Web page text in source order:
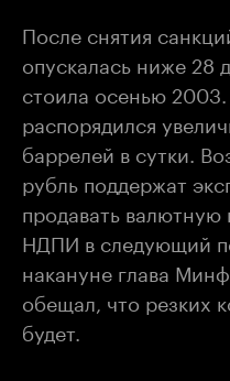
После снятия
опускалась ниже 28
стоила осенью
распорядился
баррелей в сутки.
рубль поддержат
продавать валютную
НДПИ в следующий
накануне глава
обещал, что резких
будет.